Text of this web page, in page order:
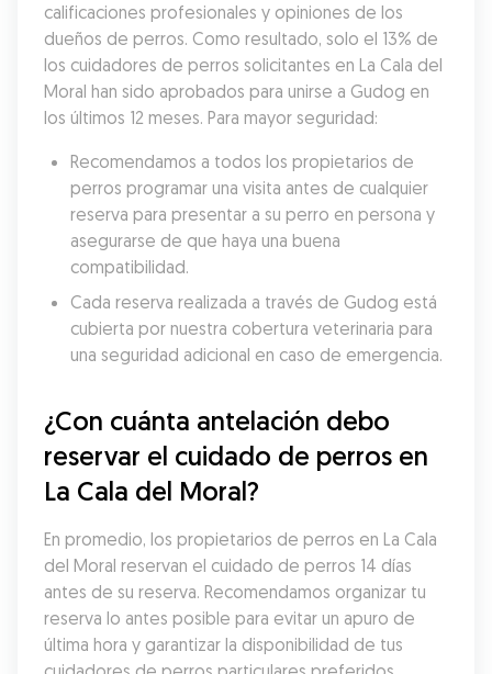
calificaciones profesionales y opiniones de los
dueños de perros. Como resultado, solo el 13% de
los cuidadores de perros solicitantes en La Cala del
Moral han sido aprobados para unirse a Gudog en
los últimos 12 meses. Para mayor seguridad:
Recomendamos a todos los propietarios de
perros programar una visita antes de cualquier
reserva para presentar a su perro en persona y
asegurarse de que haya una buena
compatibilidad.
Cada reserva realizada a través de Gudog está
cubierta por nuestra cobertura veterinaria para
una seguridad adicional en caso de emergencia.
¿Con cuánta antelación debo
reservar el cuidado de perros en
La Cala del Moral?
En promedio, los propietarios de perros en La Cala
del Moral reservan el cuidado de perros 14 días
antes de su reserva. Recomendamos organizar tu
reserva lo antes posible para evitar un apuro de
última hora y garantizar la disponibilidad de tus